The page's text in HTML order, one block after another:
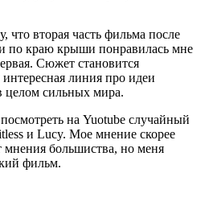
что вторая часть фильма после
по краю крыши понравилась мне
Сюжет становится
интересная линия про идеи
целом сильных мира.
на Yuotube случайный
и Lucy. Мое мнение скорее
мнения большиства, но меня
фильм.